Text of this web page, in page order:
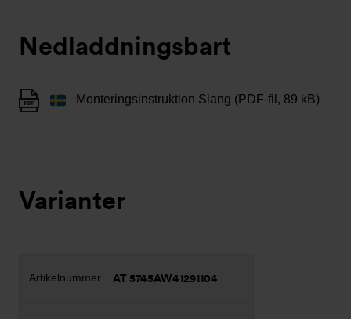
Nedladdningsbart
Monteringsinstruktion Slang (PDF-fil, 89 kB)
Varianter
AT 5745AW41291104